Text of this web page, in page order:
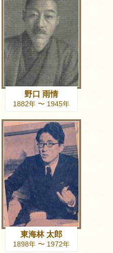
野口 雨情
1882年 〜 1945年
東海林 太郎
1898年 〜 1972年